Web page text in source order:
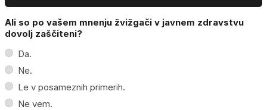
Ali so po vašem mnenju žvižgači v javnem zdravstvu
dovolj zaščiteni?
Da.
Ne.
Le v posameznih primerih.
Ne vem.